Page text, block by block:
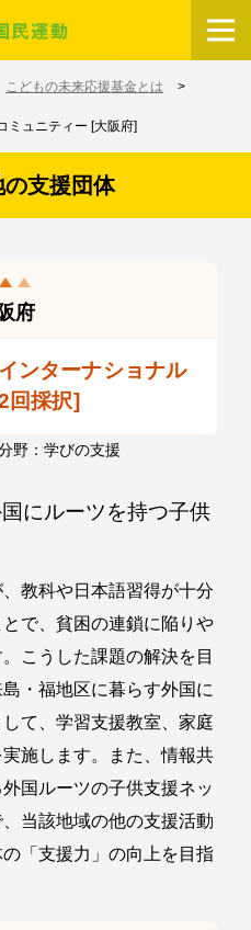
こどもの未来応援基金とは
ミュニティー [大阪府]
の支援団体
府
ンターナショナル
回採択]
野：学びの支援
にルーツを持つ子供
教科や日本語習得が十分
で、貧困の連鎖に陥りや
こうした課題の解決を目
・福地区に暮らす外国に
て、学習支援教室、家庭
施します。また、情報共
国ルーツの子供支援ネッ
当該地域の他の支援活動
「支援力」の向上を目指